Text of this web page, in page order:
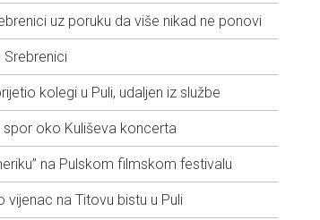
uz poruku da više nikad ne ponovi
Srebrenici
kolegi u Puli, udaljen iz službe
spor oko Kuliševa koncerta
na Pulskom filmskom festivalu
vijenac na Titovu bistu u Puli